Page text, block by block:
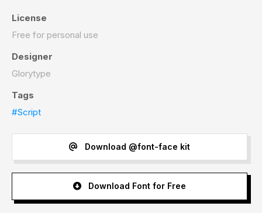
License
Free for personal use
Designer
Glorytype
Tags
#Script
Download @font-face kit
Download Font for Free